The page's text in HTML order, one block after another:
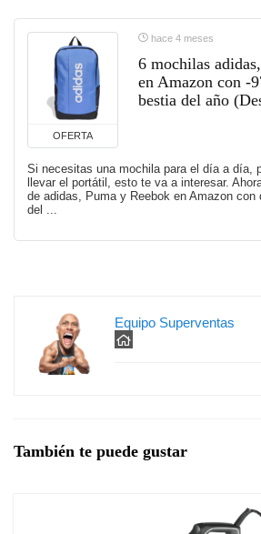
OFERTA
hace 4 meses
6 mochilas
en Amazon con -
bestia del año
Si necesitas una mochila para el día a día,
llevar el portátil, esto te va a interesar.
de adidas, Puma y Reebok en Amazon con
del ...
Equipo Superventas
También te puede gustar